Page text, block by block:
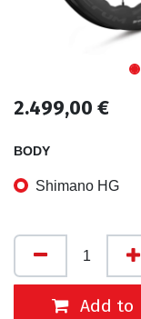
2.499,00 €
BODY
Shimano HG
Add to